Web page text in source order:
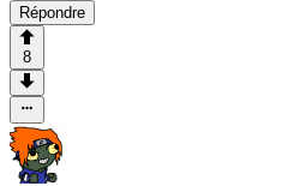
Répondre
8